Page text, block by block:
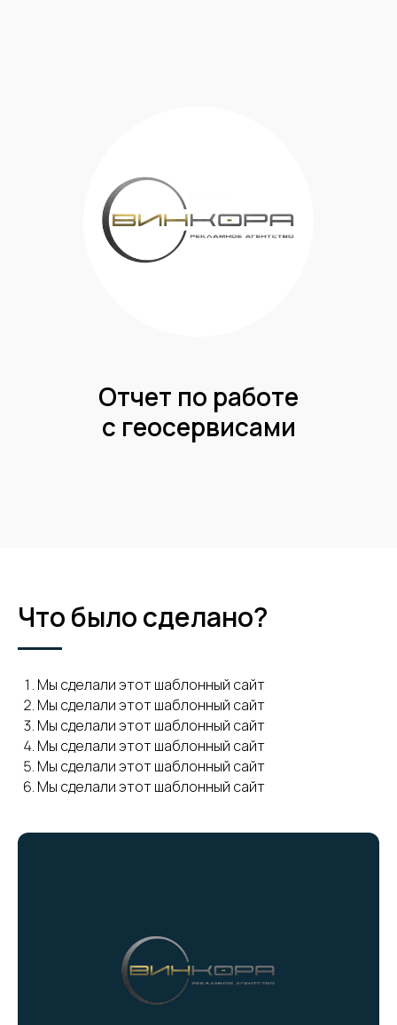
Отчет по работе
с геосервисами
Что было сделано?
Мы сделали этот шаблонный сайт
Мы сделали этот шаблонный сайт
Мы сделали этот шаблонный сайт
Мы сделали этот шаблонный сайт
Мы сделали этот шаблонный сайт
Мы сделали этот шаблонный сайт